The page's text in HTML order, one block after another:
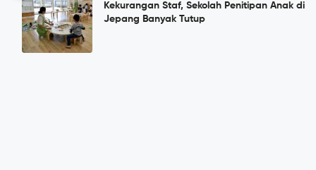
Kekurangan Staf, Sekolah Penitipan Anak di
Jepang Banyak Tutup